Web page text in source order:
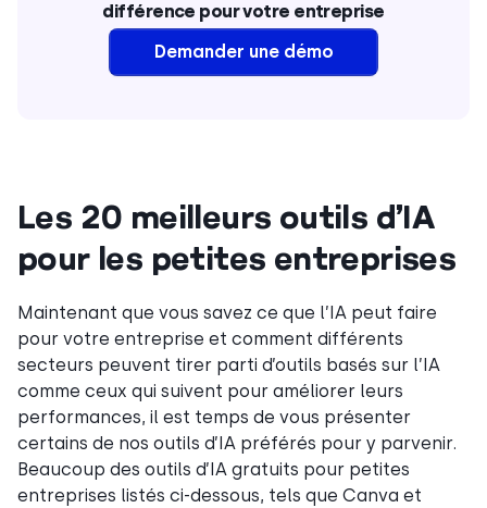
différence pour votre entreprise
Demander une démo
Les 20 meilleurs outils d’IA
pour les petites entreprises
Maintenant que vous savez ce que l’IA peut faire
pour votre entreprise et comment différents
secteurs peuvent tirer parti d’outils basés sur l’IA
comme ceux qui suivent pour améliorer leurs
performances, il est temps de vous présenter
certains de nos outils d’IA préférés pour y parvenir.
Beaucoup des outils d’IA gratuits pour petites
entreprises listés ci-dessous, tels que Canva et